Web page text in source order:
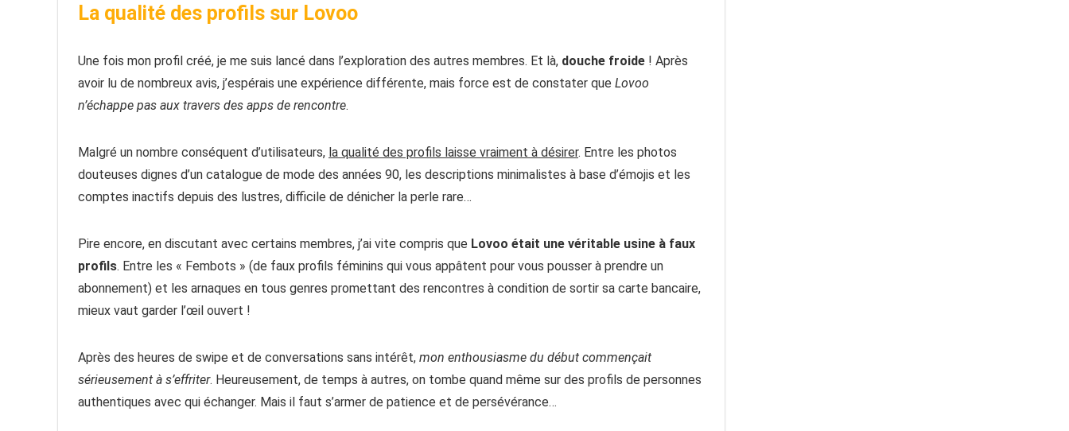
La qualité des profils sur Lovoo
Une fois mon profil créé, je me suis lancé dans l’exploration des autres membres. Et là, douche froide ! Après
avoir lu de nombreux avis, j’espérais une expérience différente, mais force est de constater que Lovoo
n’échappe pas aux travers des apps de rencontre.
Malgré un nombre conséquent d’utilisateurs, la qualité des profils laisse vraiment à désirer. Entre les photos
douteuses dignes d’un catalogue de mode des années 90, les descriptions minimalistes à base d’émojis et les
comptes inactifs depuis des lustres, difficile de dénicher la perle rare…
Pire encore, en discutant avec certains membres, j’ai vite compris que Lovoo était une véritable usine à faux
profils. Entre les « Fembots » (de faux profils féminins qui vous appâtent pour vous pousser à prendre un
abonnement) et les arnaques en tous genres promettant des rencontres à condition de sortir sa carte bancaire,
mieux vaut garder l’œil ouvert !
Après des heures de swipe et de conversations sans intérêt, mon enthousiasme du début commençait
sérieusement à s’effriter. Heureusement, de temps à autres, on tombe quand même sur des profils de personnes
authentiques avec qui échanger. Mais il faut s’armer de patience et de persévérance…